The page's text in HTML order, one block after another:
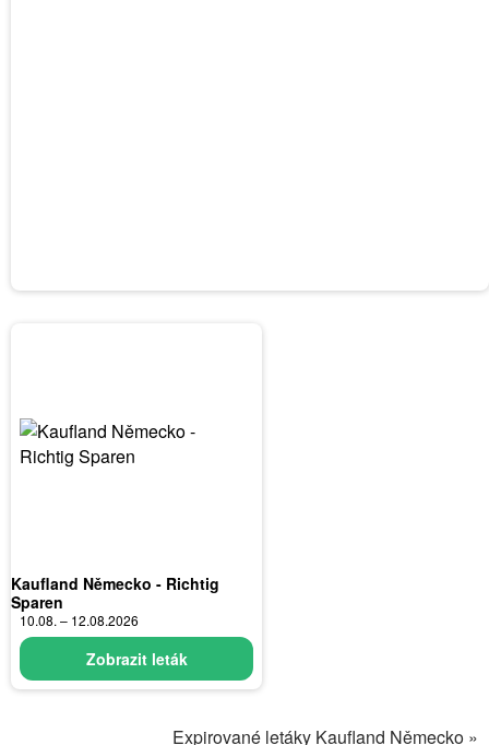
Kaufland Německo - Richtig
Sparen
10.08. – 12.08.2026
Zobrazit leták
Expirované letáky Kaufland Německo »